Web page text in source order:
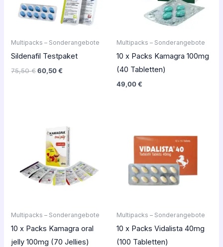
Multipacks – Sonderangebote
Sildenafil Testpaket
75,50€60,50€
Multipacks – Sonderangebote
10 x Packs Kamagra 100mg
(40 Tabletten)
49,00€
Multipacks – Sonderangebote
10 x Packs Kamagra oral
jelly 100mg (70 Jellies)
Multipacks – Sonderangebote
10 x Packs Vidalista 40mg
(100 Tabletten)